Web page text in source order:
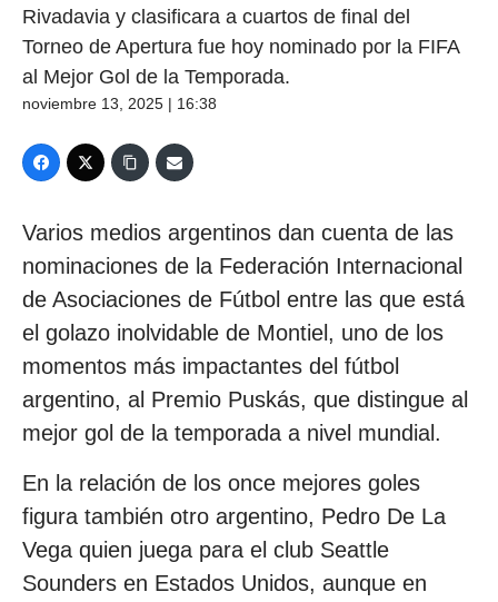
Rivadavia y clasificara a cuartos de final del
Torneo de Apertura fue hoy nominado por la FIFA
al Mejor Gol de la Temporada.
noviembre 13, 2025 | 16:38
Varios medios argentinos dan cuenta de las
nominaciones de la Federación Internacional
de Asociaciones de Fútbol entre las que está
el golazo inolvidable de Montiel, uno de los
momentos más impactantes del fútbol
argentino, al Premio Puskás, que distingue al
mejor gol de la temporada a nivel mundial.
En la relación de los once mejores goles
figura también otro argentino, Pedro De La
Vega quien juega para el club Seattle
Sounders en Estados Unidos, aunque en